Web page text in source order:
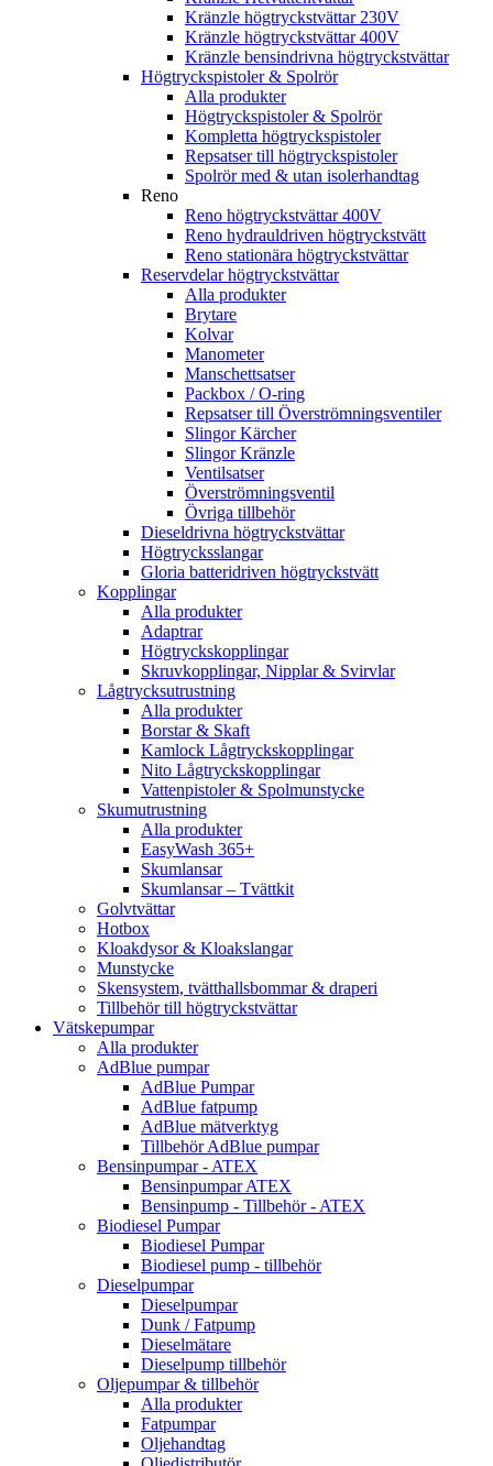
Kränzle högtryckstvättar 230V
Kränzle högtryckstvättar 400V
Kränzle bensindrivna högtryckstvättar
Högtryckspistoler & Spolrör
Alla produkter
Högtryckspistoler & Spolrör
Kompletta högtryckspistoler
Repsatser till högtryckspistoler
Spolrör med & utan isolerhandtag
Reno
Reno högtryckstvättar 400V
Reno hydrauldriven högtryckstvätt
Reno stationära högtryckstvättar
Reservdelar högtryckstvättar
Alla produkter
Brytare
Kolvar
Manometer
Manschettsatser
Packbox / O-ring
Repsatser till Överströmningsventiler
Slingor Kärcher
Slingor Kränzle
Ventilsatser
Överströmningsventil
Övriga tillbehör
Dieseldrivna högtryckstvättar
Högtrycksslangar
Gloria batteridriven högtryckstvätt
Kopplingar
Alla produkter
Adaptrar
Högtryckskopplingar
Skruvkopplingar, Nipplar & Svirvlar
Lågtrycksutrustning
Alla produkter
Borstar & Skaft
Kamlock Lågtryckskopplingar
Nito Lågtryckskopplingar
Vattenpistoler & Spolmunstycke
Skumutrustning
Alla produkter
EasyWash 365+
Skumlansar
Skumlansar – Tvättkit
Golvtvättar
Hotbox
Kloakdysor & Kloakslangar
Munstycke
Skensystem, tvätthallsbommar & draperi
Tillbehör till högtryckstvättar
Vätskepumpar
Alla produkter
AdBlue pumpar
AdBlue Pumpar
AdBlue fatpump
AdBlue mätverktyg
Tillbehör AdBlue pumpar
Bensinpumpar - ATEX
Bensinpumpar ATEX
Bensinpump - Tillbehör - ATEX
Biodiesel Pumpar
Biodiesel Pumpar
Biodiesel pump - tillbehör
Dieselpumpar
Dieselpumpar
Dunk / Fatpump
Dieselmätare
Dieselpump tillbehör
Oljepumpar & tillbehör
Alla produkter
Fatpumpar
Oljehandtag